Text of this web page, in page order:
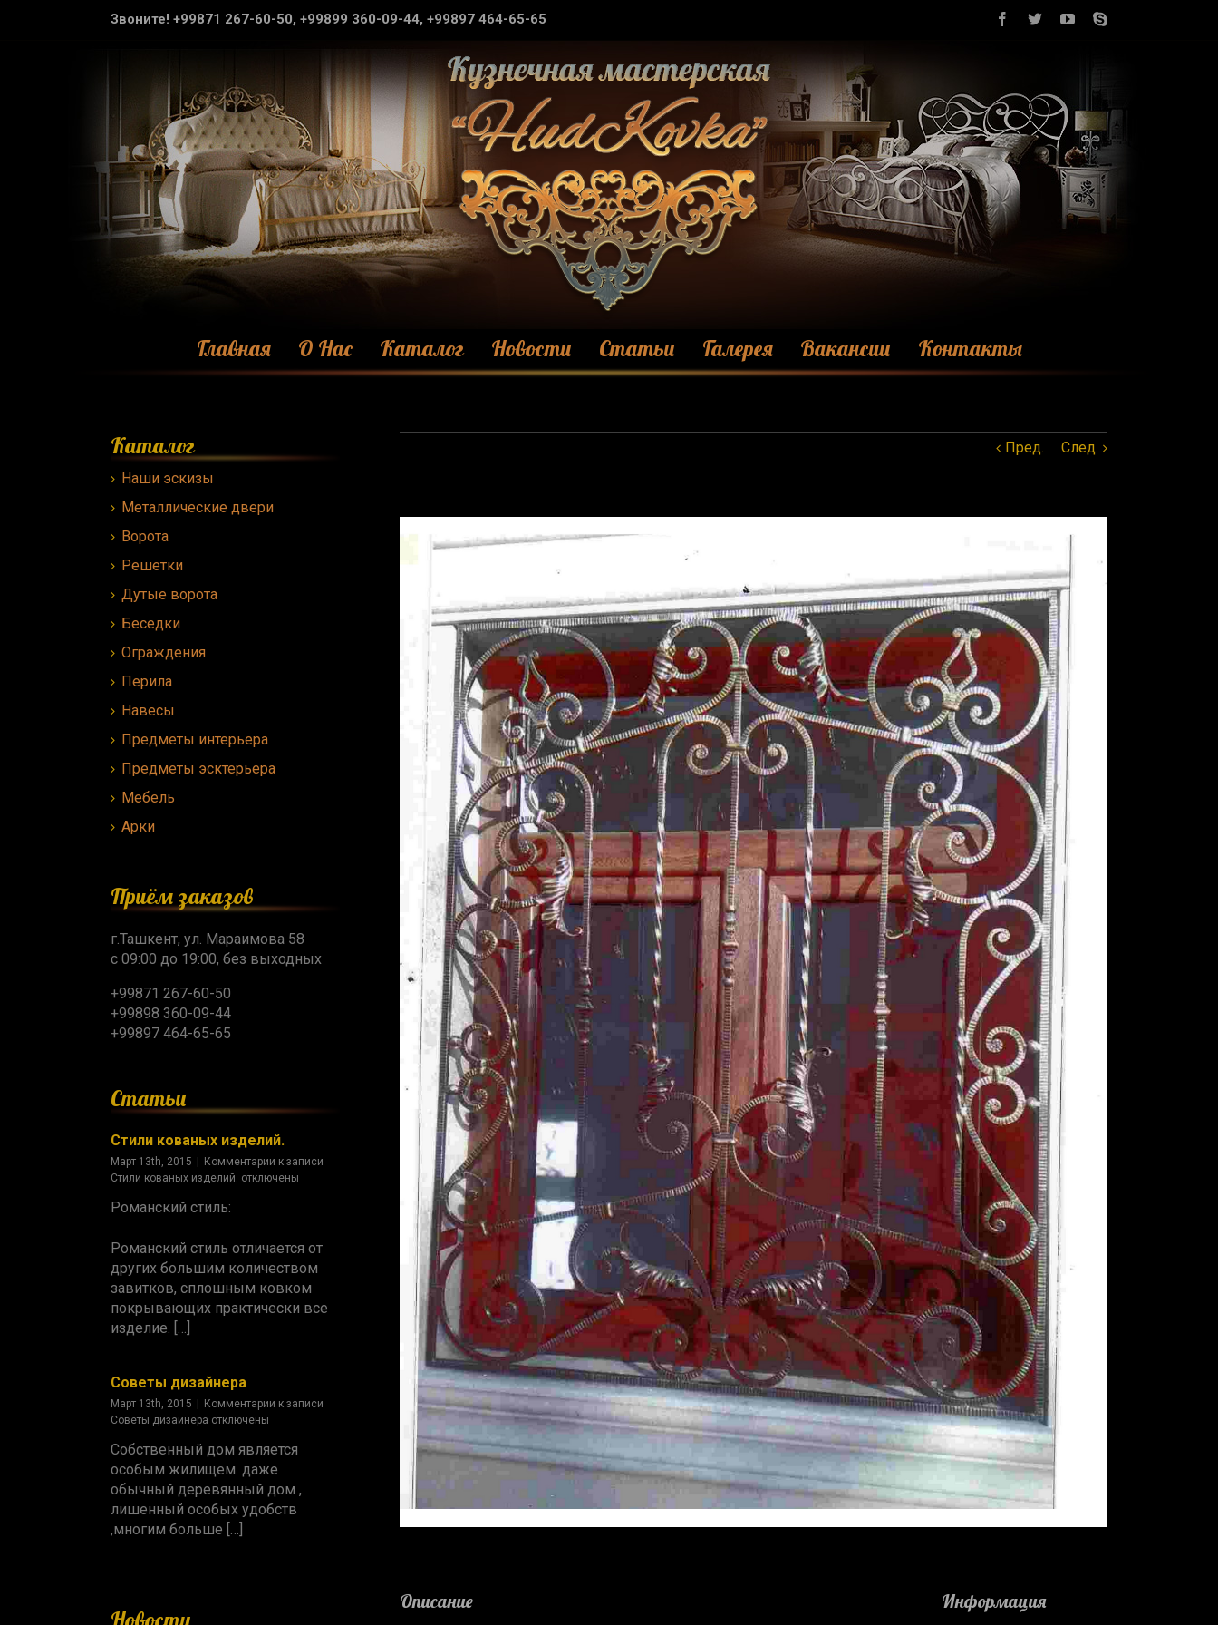
Звоните! +99871 267-60-50, +99899 360-09-44, +99897 464-65-65
Главная О Нас Каталог Новости Статьи Галерея Вакансии Контакты
Пред. След.
Описание Информация
Каталог
Наши эскизы
Металлические двери
Ворота
Решетки
Дутые ворота
Беседки
Ограждения
Перила
Навесы
Предметы интерьера
Предметы эсктерьера
Мебель
Арки
Приём заказов
г.Ташкент, ул. Мараимова 58
с 09:00 до 19:00, без выходных
+99871 267-60-50
+99898 360-09-44
+99897 464-65-65
Статьи
Стили кованых изделий.
Март 13th, 2015 Комментарии к записи
Стили кованых изделий. отключены
Романский стиль:
Романский стиль отличается от
других большим количеством
завитков, сплошным ковком
покрывающих практически все
изделие. […]
Советы дизайнера
Март 13th, 2015 Комментарии к записи
Советы дизайнера отключены
Собственный дом является
особым жилищем. даже
обычный деревянный дом ,
лишенный особых удобств
,многим больше […]
Новости